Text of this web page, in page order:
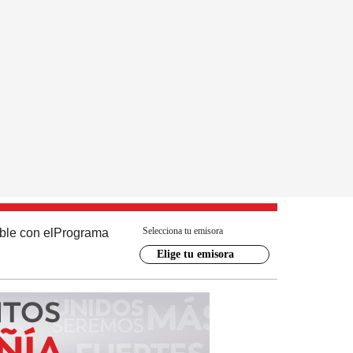
con el Programa Selecciona tu emisora
Elige tu emisora